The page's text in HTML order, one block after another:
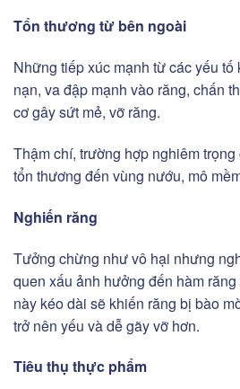
Tổn thương từ bên ngoài
Những tiếp xúc mạnh từ các yếu
nạn, va đập mạnh vào răng, chấn
cơ gây sứt mẻ, vỡ răng.
Thậm chí, trường hợp nghiêm
tổn thương đến vùng nướu, mô
Nghiến răng
Tưởng chừng như vô hại nhưng
quen xấu ảnh hưởng đến hàm
này kéo dài sẽ khiến răng bị bào
trở nên yếu và dễ gãy vỡ hơn.
Tiêu thụ thực phẩm